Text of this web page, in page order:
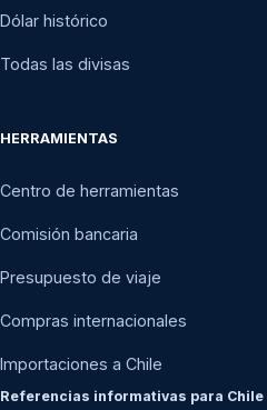
Dólar histórico
Todas las divisas
HERRAMIENTAS
Centro de herramientas
Comisión bancaria
Presupuesto de viaje
Compras internacionales
Importaciones a Chile
Referencias informativas para Chile